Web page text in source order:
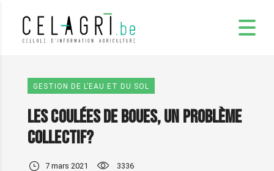
GESTION DE L’EAU ET DU SOL
Les coulées de boues, un problème
collectif?
7 mars 2021 3336